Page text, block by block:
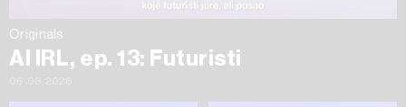
Originals
AI IRL, ep. 13: Futuristi